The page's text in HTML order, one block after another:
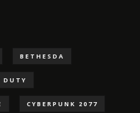
BETHESDA
DUTY
CYBERPUNK 2077